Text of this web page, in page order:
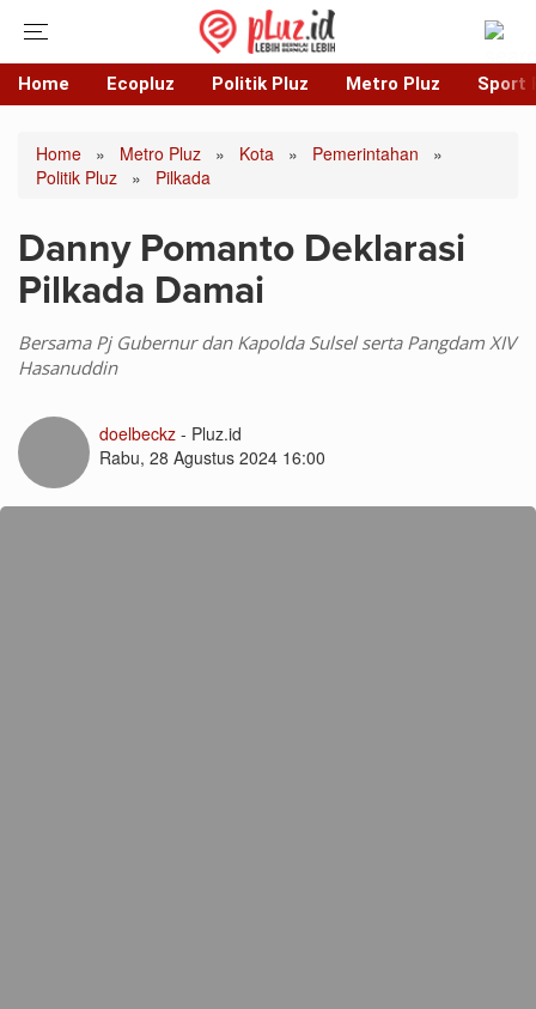
Home Ecopluz Politik Pluz Metro Pluz Sport
Home » Metro Pluz » Kota » Pemerintahan
»
Politik Pluz
» Pilkada
Danny Pomanto Deklarasi
Pilkada Damai
Bersama Pj Gubernur dan Kapolda Sulsel serta Pangdam XIV
Hasanuddin
doelbeckz - Pluz.id
Rabu, 28 Agustus 2024 16:00